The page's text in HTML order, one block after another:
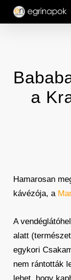
Skip
a
Hamarosan
kávézója, a
A
alatt
egykori
nem rántották